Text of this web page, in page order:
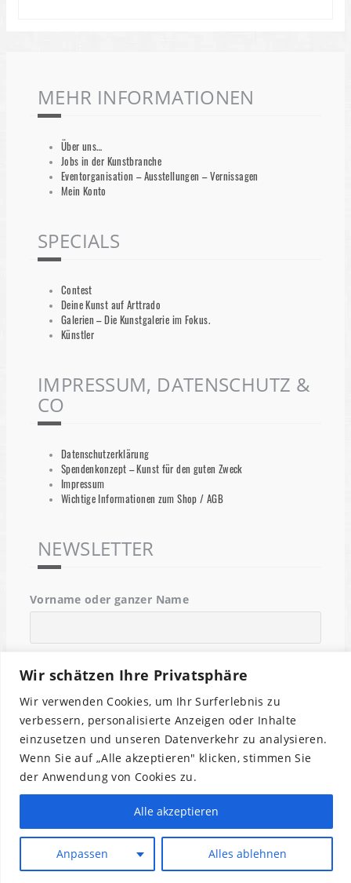
Wir schätzen Ihre Privatsphäre
Wir verwenden Cookies, um Ihr Surferlebnis zu
verbessern, personalisierte Anzeigen oder Inhalte
einzusetzen und unseren Datenverkehr zu analysieren.
Wenn Sie auf „Alle akzeptieren" klicken, stimmen Sie
der Anwendung von Cookies zu.
Anpassen Alles ablehnen
Alle akzeptieren
MEHR INFORMATIONEN
Über uns…
Jobs in der Kunstbranche
Eventorganisation – Ausstellungen – Vernissagen
Mein Konto
SPECIALS
Contest
Deine Kunst auf Arttrado
Galerien – Die Kunstgalerie im Fokus.
Künstler
IMPRESSUM, DATENSCHUTZ &
CO
Datenschutzerklärung
Spendenkonzept – Kunst für den guten Zweck
Impressum
Wichtige Informationen zum Shop / AGB
NEWSLETTER
Vorname oder ganzer Name
Indem Du fortfährst, akzeptierst Du unsere
Datenschutzerklärung.